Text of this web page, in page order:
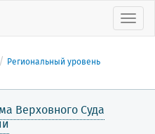
Региональный уровень
Верховного Суда